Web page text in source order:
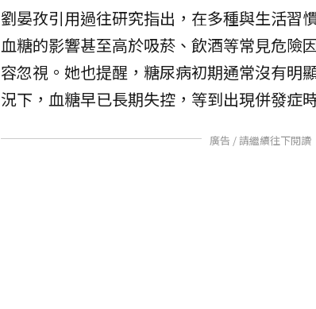
劉晏孜引用過往研究指出，在多種與生活習
血糖的影響甚至高於吸菸、飲酒等常見危險
容忽視。她也提醒，糖尿病初期通常沒有明
況下，血糖早已長期失控，等到出現併發症
廣告 / 請繼續往下閱讀